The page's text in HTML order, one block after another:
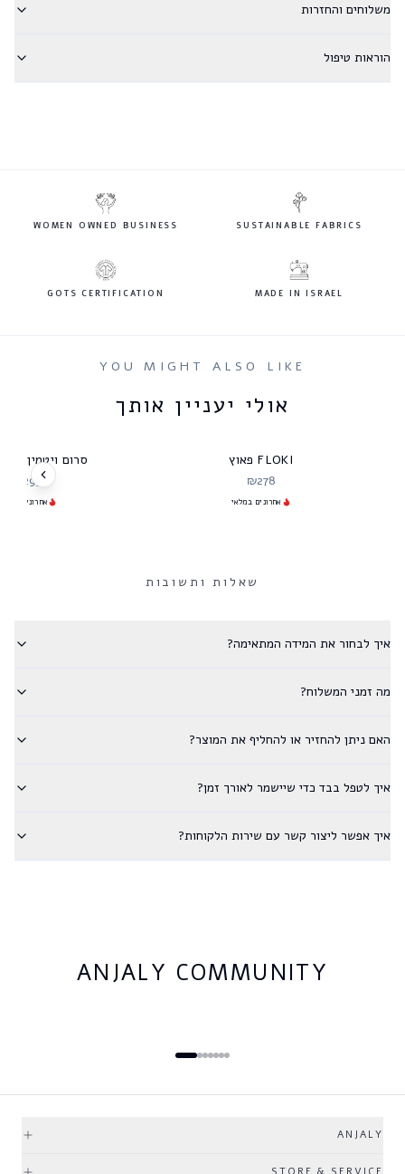
משלוחים והחזרות
הוראות טיפול
WOMEN OWNED BUSINESS SUSTAINABLE FABRICS
GOTS CERTIFICATION MADE IN ISRAEL
YOU MIGHT ALSO LIKE
אולי יעניין אותך
FLOKI פאוץ
₪278
אחרונים במלאי
סרום ויטמין C מרקחתא
295
אחרונים
שאלות ותשובות
איך לבחור את המידה המתאימה?
מה זמני המשלוח?
האם ניתן להחזיר או להחליף את המוצר?
איך לטפל בבד כדי שיישמר לאורך זמן?
איך אפשר ליצור קשר עם שירות הלקוחות?
ANJALY COMMUNITY
ANJALY